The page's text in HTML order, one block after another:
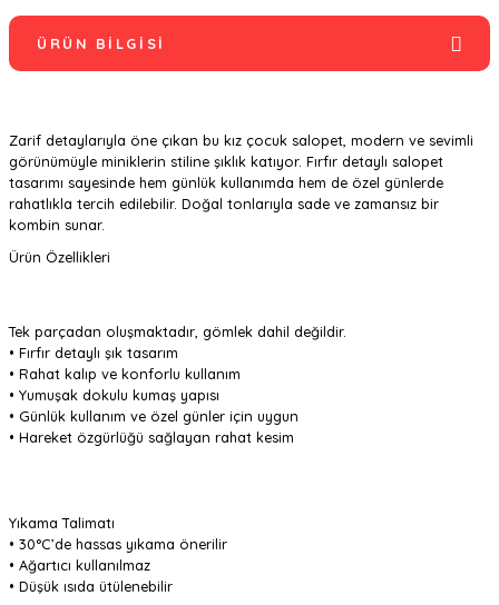
ÜRÜN BILGISI
Zarif detaylarıyla öne çıkan bu kız çocuk salopet, modern ve sevimli
görünümüyle miniklerin stiline şıklık katıyor. Fırfır detaylı salopet
tasarımı sayesinde hem günlük kullanımda hem de özel günlerde
rahatlıkla tercih edilebilir. Doğal tonlarıyla sade ve zamansız bir
kombin sunar.
Ürün Özellikleri
Tek parçadan oluşmaktadır, gömlek dahil değildir.
• Fırfır detaylı şık tasarım
• Rahat kalıp ve konforlu kullanım
• Yumuşak dokulu kumaş yapısı
• Günlük kullanım ve özel günler için uygun
• Hareket özgürlüğü sağlayan rahat kesim
Yıkama Talimatı
• 30°C’de hassas yıkama önerilir
• Ağartıcı kullanılmaz
• Düşük ısıda ütülenebilir